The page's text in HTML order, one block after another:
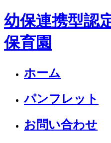
幼保連携型認
保育園
ホーム
パンフレット
お問い合わせ